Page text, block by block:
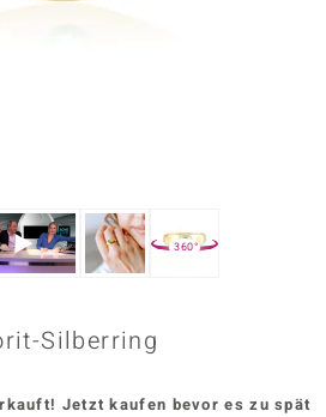
360°
Silberring
Jetzt kaufen bevor es zu spät